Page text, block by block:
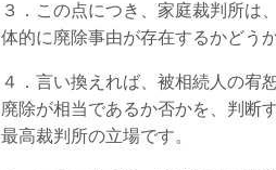
３．この点につき、家庭裁判所は
体的に廃除事由が存在するかどう
４．言い換えれば、被相続人の宥
廃除が相当であるか否かを、判断
最高裁判所の立場です。